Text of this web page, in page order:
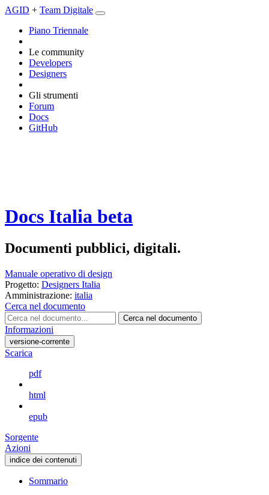
AGID + Team Digitale
Piano Triennale
Le community
Developers
Designers
Gli strumenti
Forum
Docs
GitHub
Docs Italia beta
Documenti pubblici, digitali.
Manuale operativo di design
Progetto: Designers Italia
Amministrazione: italia
Cerca nel documento
Cerca nel documento
Informazioni
versione-corrente
Scarica
pdf
html
epub
Sorgente
Azioni
indice dei contenuti
Sommario